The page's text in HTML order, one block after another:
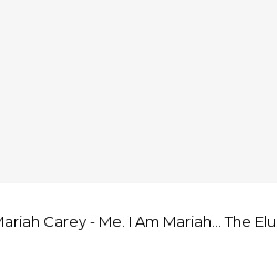
Carey - Me. I Am Mariah... The